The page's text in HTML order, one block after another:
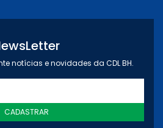
notícias e novidades da CDL BH.
CADASTRAR